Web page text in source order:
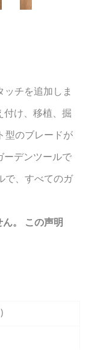
ッチを追加しま
付け、移植、掘
型のブレードが
ーデンツールで
で、すべてのガ
。 この声明